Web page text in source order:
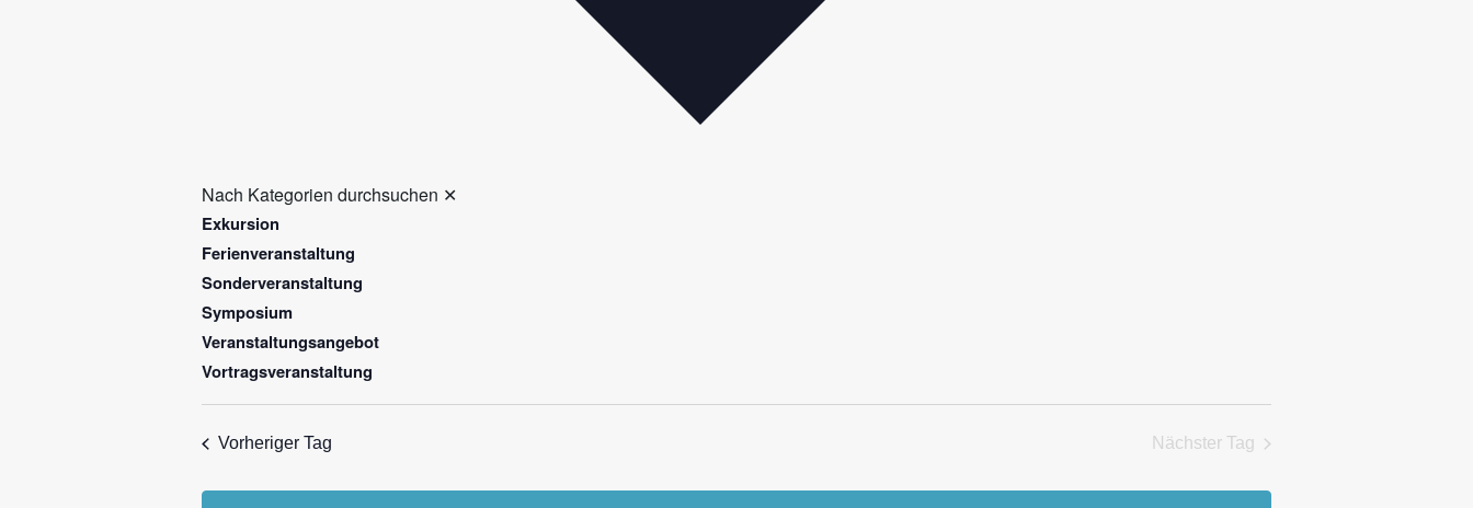
Nach Kategorien durchsuchen ✕
Exkursion
Ferienveranstaltung
Sonderveranstaltung
Symposium
Veranstaltungsangebot
Vortragsveranstaltung
Vorheriger Tag Nächster Tag